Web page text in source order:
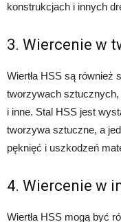
konstrukcjach i innych
3. Wiercenie w
Wiertła HSS są również
tworzywach sztucznych,
i inne. Stal HSS jest
tworzywa sztuczne, a
pęknięć i uszkodzeń
4. Wiercenie w
Wiertła HSS mogą być